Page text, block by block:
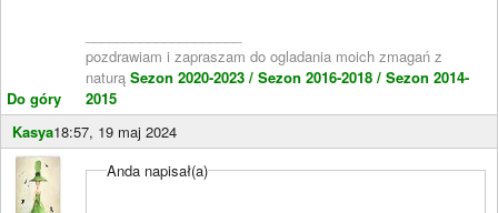
Do góry
pozdrawiam i zapraszam do ogladania moich zmagań z
naturą Sezon 2020-2023 / Sezon 2016-2018 / Sezon 2014-
2015
Kasya18:57, 19 maj 2024
Anda napisał(a)